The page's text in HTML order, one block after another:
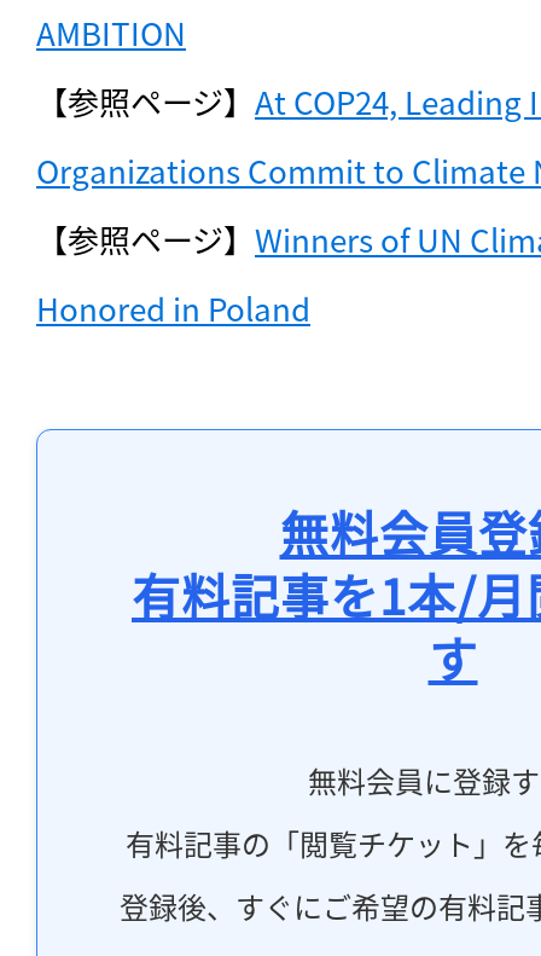
AMBITION
【参照ページ】 At COP24,
Organizations Commit to Climate
【参照ページ】 Winners of UN
Honored in Poland
無料会員
有料記事を1本/
す
無料会員に登録
有料記事の「閲覧チケット」
登録後、すぐにご希望の有料記